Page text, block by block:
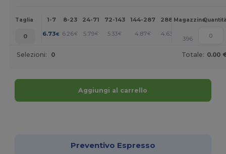
Taglia 1-7 8-23 24-71 72-143 144-287 288 + Altri
Magazzino
0 6.73€ 6.26€ 5.79€ 5.33€ 4.87€ 4.63 +
396
Selezioni: 0 Totale: 0.00
Aggiungi al carrello
Preventivo Espresso